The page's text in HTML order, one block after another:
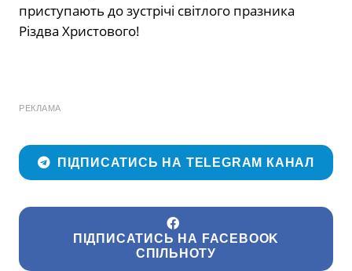
приступають до зустрічі світлого празника
Різдва Христового!
РЕКЛАМА
ПІДПИСАТИСЬ НА TELEGRAM КАНАЛ
ПІДПИСАТИСЬ НА FACEBOOK
СПІЛЬНОТУ